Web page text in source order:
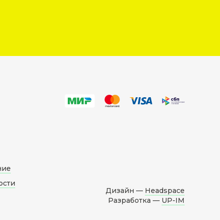
Дизайн — Headspace
Разработка — UP-IM